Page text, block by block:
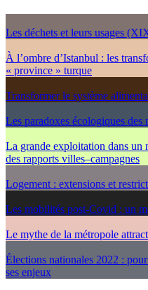
Les déchets et leurs usages
À l’ombre d’Istanbul : les
« province » turque
Transformer le système
Les paradoxes écologiques
La grande exploitation dans un
des rapports villes–campagnes
Logement : extensions et
Les mobilités post-Covid : un
Le mythe de la métropole
Élections nationales 2022 :
ses enjeux